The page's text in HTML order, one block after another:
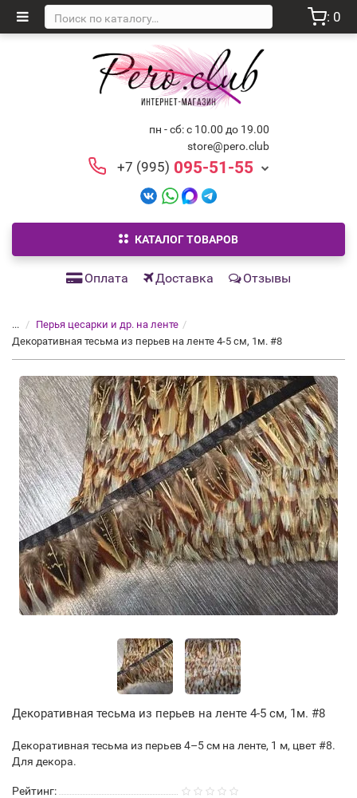
: 0
пн - сб: с 10.00 до 19.00
store@pero.club
+7 (995) 095-51-55
КАТАЛОГ ТОВАРОВ
Оплата Доставка Отзывы
...
Перья цесарки и др. на ленте
Декоративная тесьма из перьев на ленте 4-5 см, 1м. #8
Декоративная тесьма из перьев на ленте 4-5 см, 1м. #8
Декоративная тесьма из перьев 4–5 см на ленте, 1 м, цвет #8.
Для декора.
Рейтинг: